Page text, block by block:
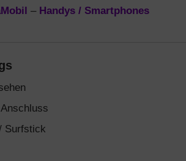
– Handys / Smartphones
Surfstick